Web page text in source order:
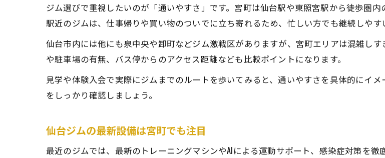
仙台ジムおすすめのプール活
運動初心者に最適な仙台プー
仙台ジムとプール併用で健康
初心者も安心の仙台ジム活用術を解
仙台ジム初心者向けサポート
仙台ジムおすすめ体験利用の
ジム選びで重視したいのが「通いやすさ」です。宮町は仙台駅や東照宮駅から徒歩圏
駅近のジムは、仕事帰りや買い物のついでに立ち寄れるため、忙しい方でも継続しやす
仙台市内には他にも泉中央や卸町などジム激戦区がありますが、宮町エリアは混雑し
や駐車場の有無、バス停からのアクセス距離なども比較ポイントになります。
見学や体験入会で実際にジムまでのルートを歩いてみると、通いやすさを具体的にイ
をしっかり確認しましょう。
仙台ジムの最新設備は宮町でも注目
最近のジムでは、最新のトレーニングマシンやAIによる運動サポート、感染症対策を